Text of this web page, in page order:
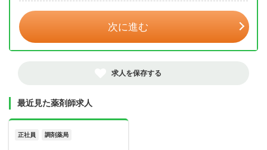
次に進む
求人を保存する
最近見た薬剤師求人
正社員 調剤薬局